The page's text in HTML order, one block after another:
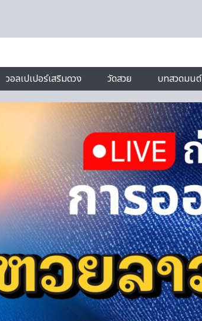
วอลเปเปอร์เสริมดวง วัดสวย บทสวดมนต์